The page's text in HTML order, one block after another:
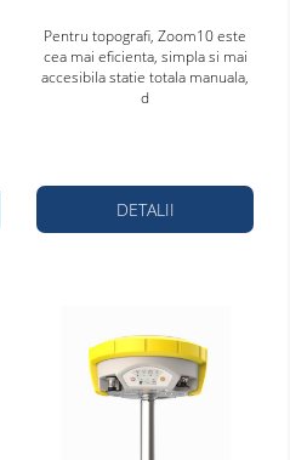
Pentru topografi, Zoom10 este
cea mai eficienta, simpla si mai
accesibila statie totala manuala,
d
DETALII